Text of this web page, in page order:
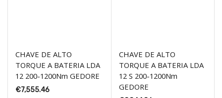
CHAVE DE ALTO
TORQUE A BATERIA LDA
12 200-1200Nm GEDORE
€7,555.46
CHAVE DE ALTO
TORQUE A BATERIA LDA
12 S 200-1200Nm
GEDORE